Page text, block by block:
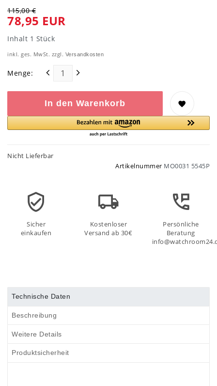
115,00 €
78,95 EUR
Inhalt 1 Stück
inkl. ges. MwSt. zzgl. Versandkosten
Menge:
In den Warenkorb
Nicht Lieferbar
Artikelnummer MO0031 5545P
Sicher
einkaufen
Kostenloser
Versand ab 30€
Persönliche
Beratung
Technische Daten
Beschreibung
Weitere Details
Produktsicherheit